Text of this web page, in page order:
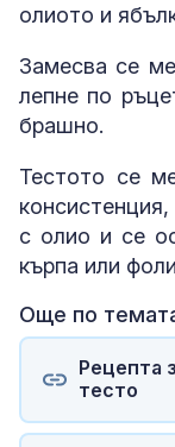
олиото и
Замесва се
лепне по
брашно.
Тестото се
с олио и се
кърпа или
Още по
Рецепта
тесто